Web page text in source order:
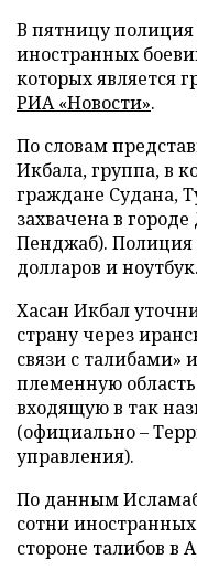
В пятницу полиция
иностранных
которых является
РИА «Новости».
По словам
Икбала, группа, в
граждане Судана,
захвачена в
Пенджаб). Полиция
долларов и ноутбук.
Хасан Икбал
страну через
связи с талибами»
племенную
входящую в так
(официально –
управления).
По данным
сотни
стороне талибов в